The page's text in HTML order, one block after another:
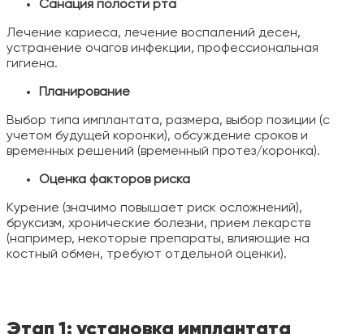
Санация полости рта
Лечение кариеса, лечение воспалений десен,
устранение очагов инфекции, профессиональная
гигиена.
Планирование
Выбор типа имплантата, размера, выбор позиции (с
учетом будущей коронки), обсуждение сроков и
временных решений (временный протез/коронка).
Оценка факторов риска
Курение (значимо повышает риск осложнений),
бруксизм, хронические болезни, прием лекарств
(например, некоторые препараты, влияющие на
костный обмен, требуют отдельной оценки).
Этап 1: установка имплантата